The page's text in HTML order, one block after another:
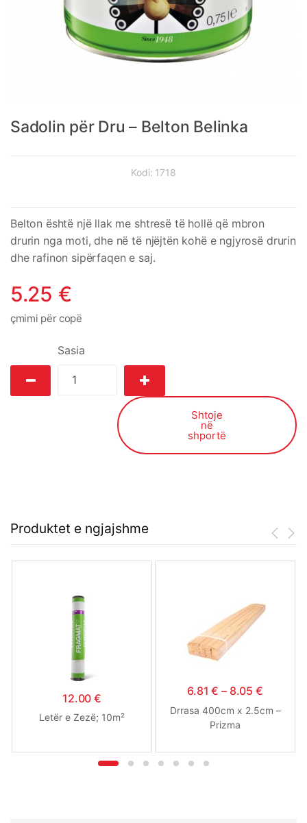
Sadolin për Dru – Belton Belinka
Kodi: 1718
Belton është një llak me shtresë të hollë që mbron
drurin nga moti, dhe në të njëjtën kohë e ngjyrosë drurin
dhe rafinon sipërfaqen e saj.
5.25 €
çmimi për copë
Sasia
Shtoje
në
shportë
Produktet e ngjajshme
12.00€
Letër e Zezë; 10m²
6.81€ – 8.05 €
Drrasa 400cm x 2.5cm –
Prizma